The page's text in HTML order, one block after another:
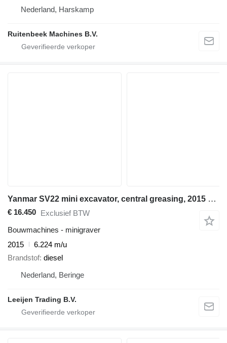
Nederland, Harskamp
Ruitenbeek Machines B.V.
Yanmar SV22 mini excavator, central greasing, 2015 year !!
€ 16.450 Exclusief BTW
Bouwmachines - minigraver
2015
6.224 m/u
Brandstof diesel
Nederland, Beringe
Leeijen Trading B.V.